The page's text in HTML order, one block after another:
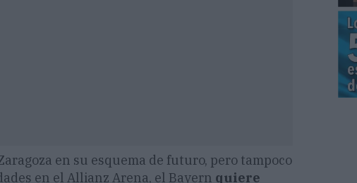
en su esquema de futuro, pero tampoco
en el Allianz Arena, el Bayern quiere